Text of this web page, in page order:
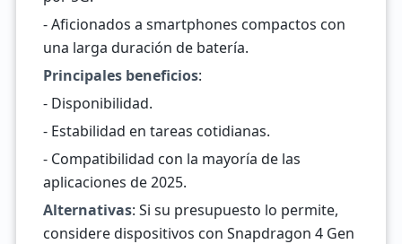
- Aficionados a smartphones compactos con
una larga duración de batería.
Principales beneficios:
- Disponibilidad.
- Estabilidad en tareas cotidianas.
- Compatibilidad con la mayoría de las
aplicaciones de 2025.
Alternativas: Si su presupuesto lo permite,
considere dispositivos con Snapdragon 4 Gen